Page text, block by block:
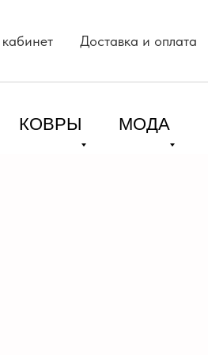
Доставка и оплата
МОДА
КОВРЫ